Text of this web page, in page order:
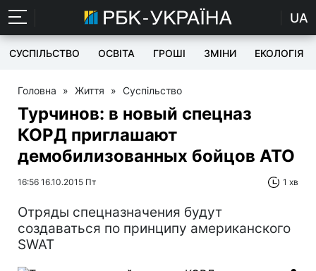
UA
СУСПІЛЬСТВО ОСВІТА ГРОШІ ЗМІНИ ЕКОЛОГІЯ
Головна » Життя » Суспільство
Турчинов: в новый спецназ
КОРД приглашают
демобилизованных бойцов АТО
16:56 16.10.2015 Пт 1 хв
Отряды спецназначения будут
создаваться по принципу американского
SWAT